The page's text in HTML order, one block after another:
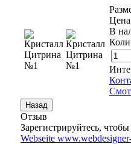
В
Отзыв
Зарегистрируйтесь, чтобы
Webseite